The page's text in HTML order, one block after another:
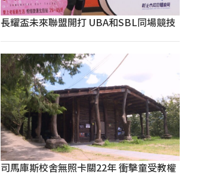
長耀盃未來聯盟開打 UBA和SBL同場競技
司馬庫斯校舍無照卡關22年 衝擊童受教權